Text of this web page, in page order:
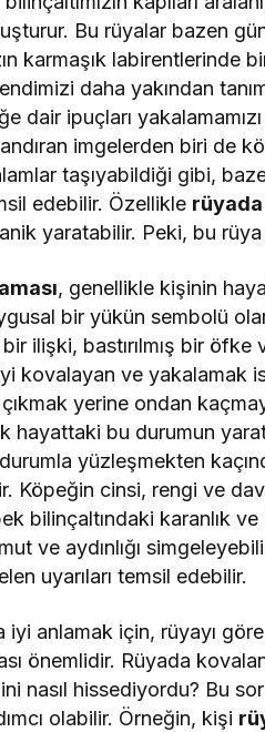
Bu rüyalar bazen
karmaşık labirentlerinde
daha yakından
dair ipuçları
imgelerden biri de
taşıyabildiği gibi,
edebilir. Özellikle rüyada
yaratabilir. Peki, bu
, genellikle kişinin
bir yükün sembolü
ilişki, bastırılmış bir
kovalayan ve yakalamak
yerine ondan
bu durumun
yüzleşmekten
Köpeğin cinsi, rengi ve
bilinçaltındaki karanlık
ve aydınlığı
uyarıları temsil edebilir.
iyi anlamak için, rüyayı
önemlidir. Rüyada
nasıl hissediyordu? Bu
olabilir. Örneğin, kişi